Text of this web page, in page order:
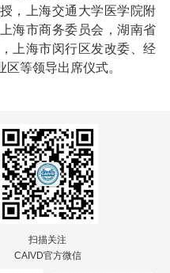
，上海交通大学医学院附
海市商务委员会，湖南省
上海市闵行区发改委、经
等领导出席仪式。
扫描关注
CAIVD官方微信